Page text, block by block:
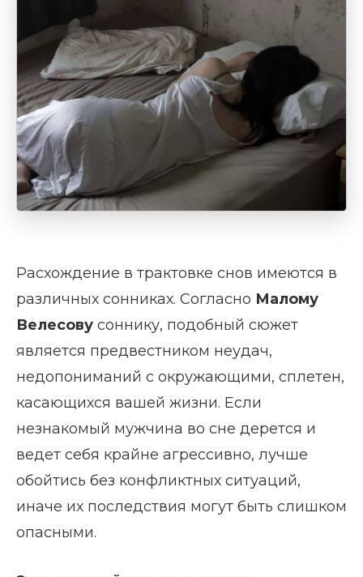
Расхождение в трактовке снов имеются в
различных сонниках. Согласно Малому
Велесову соннику, подобный сюжет
является предвестником неудач,
недопониманий с окружающими, сплетен,
касающихся вашей жизни. Если
незнакомый мужчина во сне дерется и
ведет себя крайне агрессивно, лучше
обойтись без конфликтных ситуаций,
иначе их последствия могут быть слишком
опасными.